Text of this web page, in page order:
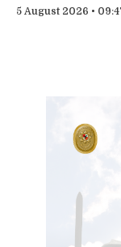
5 August 2026 •